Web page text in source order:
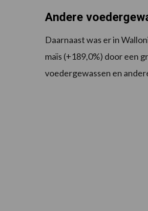
Andere
Daarnaast was er in
maïs (+189,0%) door een
voedergewassen en